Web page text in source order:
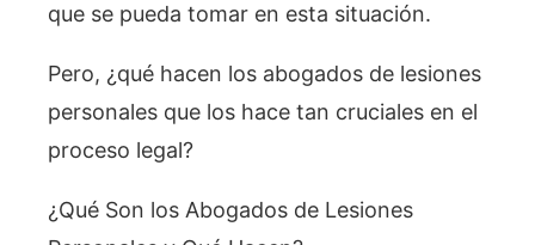
que se pueda tomar en esta situación.
Pero, ¿qué hacen los abogados de lesiones
personales que los hace tan cruciales en el
proceso legal?
¿Qué Son los Abogados de Lesiones